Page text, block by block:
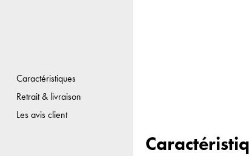
Caractéristiques
Retrait & livraison
Les avis client